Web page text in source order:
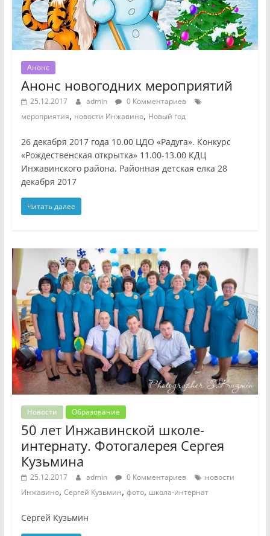
Анонс
Анонс новогодних мероприятий
25.12.2017 admin
0 Комментариев
мероприятия, новости Инжавино, Новый год
26 декабря 2017 года 10.00 ЦДО «Радуга». Конкурс
«Рождественская открытка» 11.00-13.00 КДЦ
Инжавинского района. Районная детская елка 28
декабря 2017
Читать далее
Новости Образование
50 лет Инжавинской школе-
интернату. Фотогалерея Сергея
Кузьмина
25.12.2017 admin 0 Комментариев
новости
Инжавино, Сергей Кузьмин, фото, школа-интернат
Сергей Кузьмин